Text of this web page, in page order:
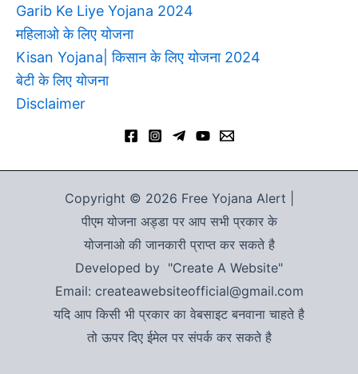
Garib Ke Liye Yojana 2024
महिलाओ के लिए योजना
Kisan Yojana| किसान के लिए योजना 2024
बेटी के लिए योजना
Disclaimer
Copyright © 2026 Free Yojana Alert |
पीएम योजना अड्डा पर आप सभी प्रकार के
योजनाओ की जानकारी प्राप्त कर सकते है
Developed by "Create A Website"
Email: createawebsiteofficial@gmail.com
यदि आप किसी भी प्रकार का वेबसाइट बनवाना चाहते है
तो ऊपर दिए ईमेल पर संपर्क कर सकते है